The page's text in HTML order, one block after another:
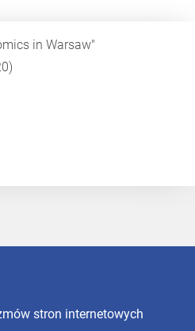
in Warsaw"
stron internetowych